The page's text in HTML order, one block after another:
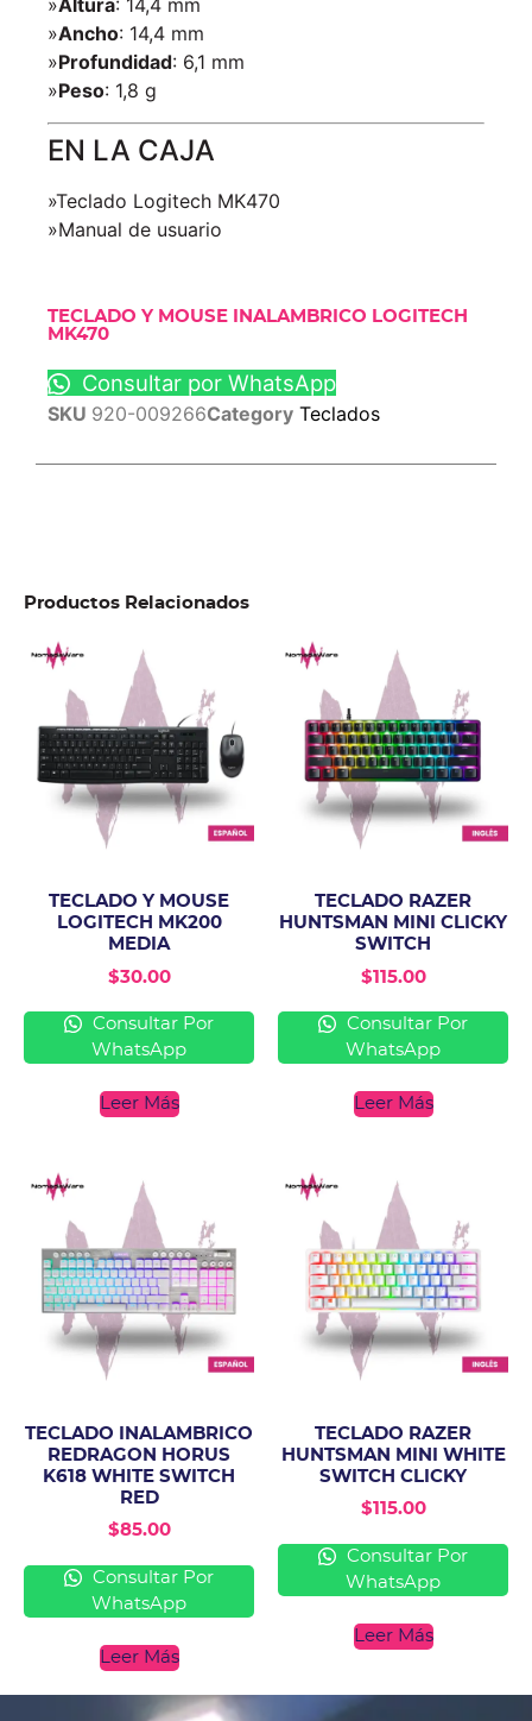
»Altura: 14,4 mm
»Ancho: 14,4 mm
»Profundidad: 6,1 mm
»Peso: 1,8 g
EN LA CAJA
»Teclado Logitech MK470
»Manual de usuario
TECLADO Y MOUSE INALAMBRICO LOGITECH
MK470
Consultar por WhatsApp
SKU 920-009266Category Teclados
Productos Relacionados
TECLADO Y MOUSE
LOGITECH MK200
MEDIA
$30.00
Consultar Por
WhatsApp
Leer Más
TECLADO RAZER
HUNTSMAN MINI CLICKY
SWITCH
$115.00
Consultar Por
WhatsApp
Leer Más
TECLADO INALAMBRICO
REDRAGON HORUS
K618 WHITE SWITCH
RED
$85.00
Consultar Por
WhatsApp
Leer Más
TECLADO RAZER
HUNTSMAN MINI WHITE
SWITCH CLICKY
$115.00
Consultar Por
WhatsApp
Leer Más